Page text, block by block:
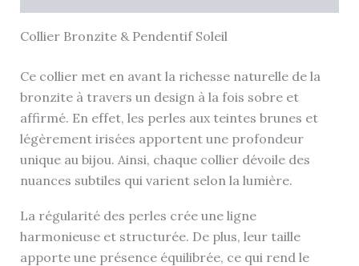
Collier Bronzite & Pendentif Soleil
Ce collier met en avant la richesse naturelle de la
bronzite à travers un design à la fois sobre et
affirmé. En effet, les perles aux teintes brunes et
légèrement irisées apportent une profondeur
unique au bijou. Ainsi, chaque collier dévoile des
nuances subtiles qui varient selon la lumière.
La régularité des perles crée une ligne
harmonieuse et structurée. De plus, leur taille
apporte une présence équilibrée, ce qui rend le